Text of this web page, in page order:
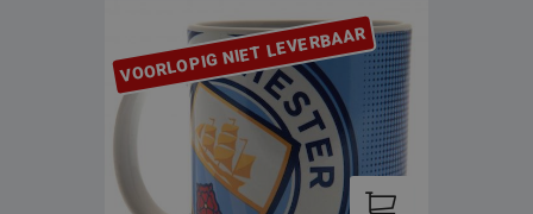
VOORLOPIG NIET LEVERBAAR